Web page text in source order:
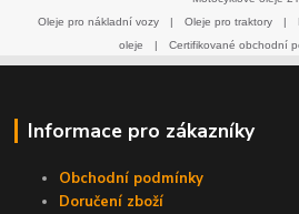
Oleje pro nákladní vozy
| Oleje pro traktory |
oleje
| Certifikované obchodní
Informace pro zákazníky
Obchodní podmínky
Doručení zboží